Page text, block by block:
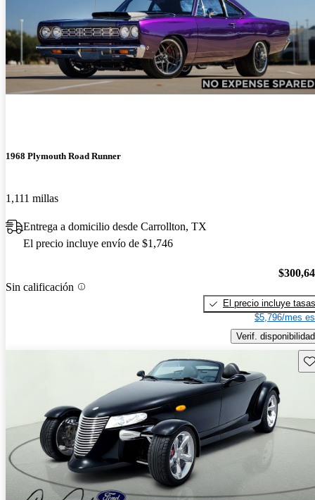
1968 Plymouth Road Runner
1,111 millas
Entrega a domicilio desde Carrollton, TX
El precio incluye envío de $1,746
Sin calificación
El precio incluye tasas
$5,796/mes
Verif. disponibilidad